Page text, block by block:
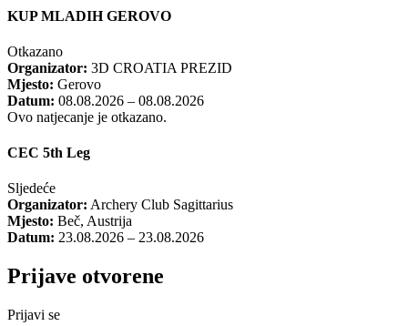
KUP MLADIH GEROVO
Otkazano
Organizator: 3D CROATIA PREZID
Mjesto: Gerovo
Datum: 08.08.2026 – 08.08.2026
Ovo natjecanje je otkazano.
CEC 5th Leg
Sljedeće
Organizator: Archery Club Sagittarius
Mjesto: Beč, Austrija
Datum: 23.08.2026 – 23.08.2026
Prijave otvorene
Prijavi se